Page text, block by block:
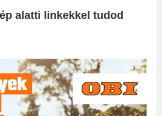
alatti linkekkel tudod